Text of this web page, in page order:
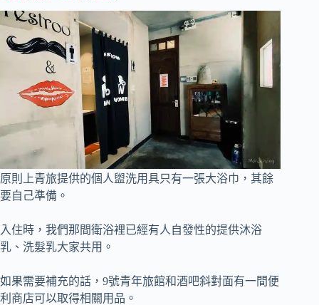
原則上青旅提供的個人盥洗用具只有一張大浴巾，其餘
要自己準備。
入住時，我們那間衛浴裡已經有人自發性的提供沐浴
乳、洗髮乳大家共用。
如果需要補充的話，9號青年旅館和酒吧斜對面有一間便
利商店可以取得相關用品。